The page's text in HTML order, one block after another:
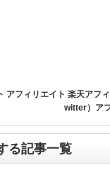
アフィリエイト 楽天アフ
witter）ア
る記事一覧